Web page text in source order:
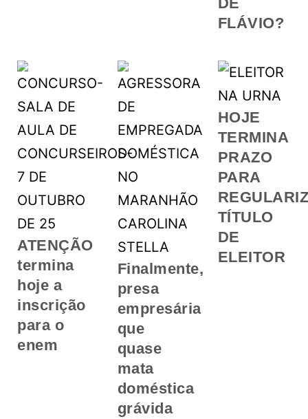
FLÁVIO?
ATENÇÃO
termina
hoje a
inscrição
para o
enem
Finalmente,
presa
empresária
que
quase
mata
doméstica
grávida
HOJE
TERMINA
PRAZO
PARA
TÍTULO
DE
ELEITOR